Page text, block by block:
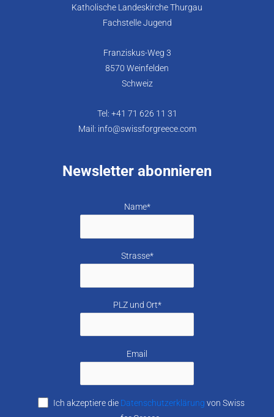
Katholische Landeskirche Thurgau
Fachstelle Jugend
Franziskus-Weg 3
8570 Weinfelden
Schweiz
Tel: +41 71 626 11 31
Mail: info@swissforgreece.com
Newsletter abonnieren
Name*
Strasse*
PLZ und Ort*
Email
Ich akzeptiere die Datenschutzerklärung von Swiss